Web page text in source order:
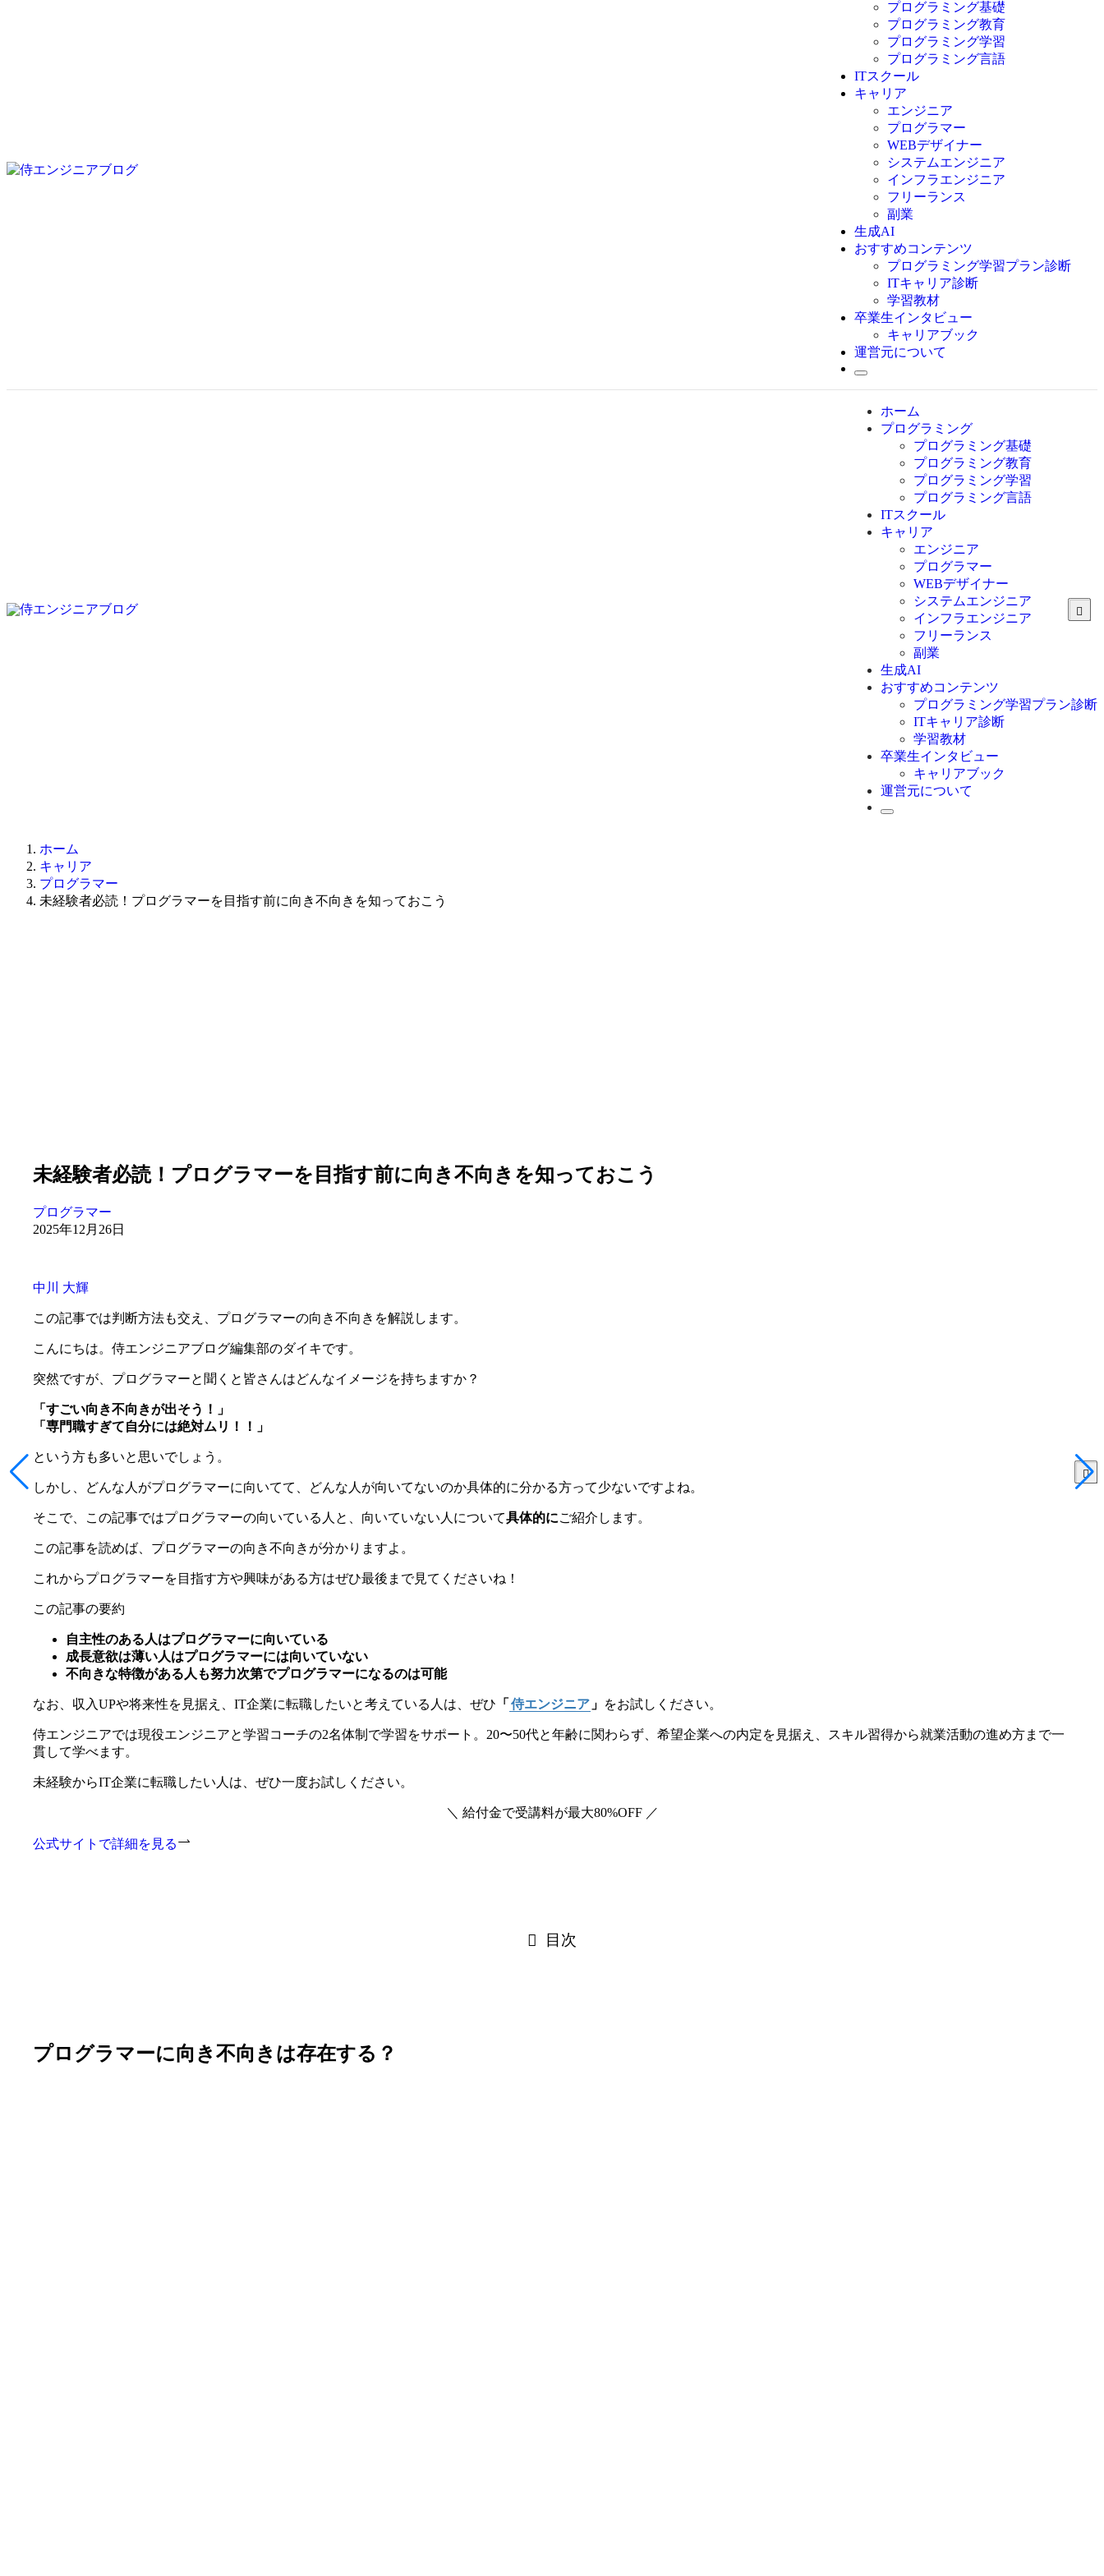
プログラミング基礎
プログラミング教育
プログラミング学習
プログラミング言語
C言語
C#
VBA
Go言語
Kotlin
Java
JavaScript
Swift
Ruby
その他言語
ITスクール
キャリア
エンジニア
プログラマー
WEBデザイナー
システムエンジニア
インフラエンジニア
フリーランス
副業
生成AI
おすすめコンテンツ
プログラミング学習プラン診断
ITキャリア診断
学習教材
卒業生インタビュー
キャリアブック
運営元について
ホーム
プログラミング
プログラミング基礎
プログラミング教育
プログラミング学習
プログラミング言語
C言語
C#
VBA
Go言語
Kotlin
Java
JavaScript
Swift
Ruby
その他言語
ITスクール
キャリア
エンジニア
プログラマー
WEBデザイナー
システムエンジニア
インフラエンジニア
フリーランス
副業
生成AI
おすすめコンテンツ
プログラミング学習プラン診断
ITキャリア診断
学習教材
卒業生インタビュー
キャリアブック
運営元について
ホーム
キャリア
プログラマー
未経験者必読！プログラマーを目指す前に向き不向きを知っておこう
未経験者必読！プログラマーを目指す前に向き不向きを知っておこう
プログラマー
2025年12月26日
中川 大輝
この記事では判断方法も交え、プログラマーの向き不向きを解説します。
こんにちは。侍エンジニアブログ編集部のダイキです。
突然ですが、プログラマーと聞くと皆さんはどんなイメージを持ちますか？
「すごい向き不向きが出そう！」
「専門職すぎて自分には絶対ムリ！！」
という方も多いと思いでしょう。
しかし、どんな人がプログラマーに向いてて、どんな人が向いてないのか具体的に分かる方って少ないですよね。
そこで、この記事ではプログラマーの向いている人と、向いていない人について具体的にご紹介します。
この記事を読めば、プログラマーの向き不向きが分かりますよ。
これからプログラマーを目指す方や興味がある方はぜひ最後まで見てくださいね！
この記事の要約
自主性のある人はプログラマーに向いている
成長意欲は薄い人はプログラマーには向いていない
不向きな特徴がある人も努力次第でプログラマーになるのは可能
なお、収入UPや将来性を見据え、IT企業に転職したいと考えている人は、ぜひ 「 侍エンジニア 」 をお試しください。
侍エンジニアでは現役エンジニアと学習コーチの2名体制で学習をサポート。20〜50代と年齢に関わらず、希望企業への内定を見据え、スキル習得から就業活動の進め方まで一
貫して学べます。
未経験からIT企業に転職したい人は、ぜひ一度お試しください。
＼ 給付金で受講料が最大80%OFF ／
公式サイトで詳細を見る
目次
プログラマーに向き不向きは存在する？